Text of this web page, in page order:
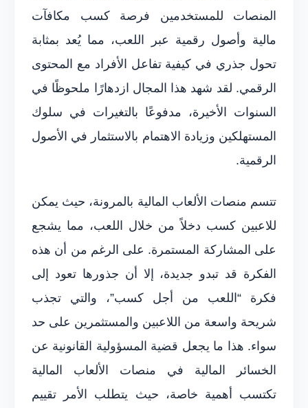
المنصات للمستخدمين فرصة كسب مكافآت
مالية وأصول رقمية عبر اللعب، مما يُعد بمثابة
تحول جذري في كيفية تفاعل الأفراد مع المحتوى
الرقمي. لقد شهد هذا المجال ازدهارًا ملحوظًا في
السنوات الأخيرة، مدفوعًا بالتغيرات في سلوك
المستهلكين وزيادة الاهتمام بالاستثمار في الأصول
الرقمية.
تتسم منصات الألعاب المالية بالمرونة، حيث يمكن
للاعبين كسب دخلاً من خلال اللعب، مما يشجع
على المشاركة المستمرة. على الرغم من أن هذه
الفكرة قد تبدو جديدة، إلا أن جذورها تعود إلى
فكرة “اللعب من أجل كسب”، والتي تجذب
شريحة واسعة من اللاعبين والمستثمرين على حد
سواء. هذا ما يجعل قضية المسؤولية القانونية عن
الخسائر المالية في منصات الألعاب المالية
تكتسب أهمية خاصة، حيث يتطلب الأمر تقييم